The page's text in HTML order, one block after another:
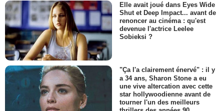
Elle avait joué dans Eyes Wide
Shut et Deep Impact... avant de
renoncer au cinéma : qu'est
devenue l'actrice Leelee
Sobieksi ?
"Ça l'a clairement énervé" : il y
a 34 ans, Sharon Stone a eu
une vive altercation avec cette
star hollywoodienne avant de
tourner l'un des meilleurs